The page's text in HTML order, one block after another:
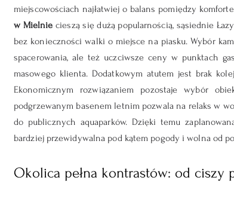
miejscowościach najłatwiej o balans pomiędzy
w Mielnie cieszą się dużą popularnością, sąsiednie
bez konieczności walki o miejsce na piasku. Wybór
spacerowania, ale też uczciwsze ceny w punktach
masowego klienta. Dodatkowym atutem jest brak
Ekonomicznym rozwiązaniem pozostaje wybór
podgrzewanym basenem letnim pozwala na relaks w
do publicznych aquaparków. Dzięki temu
bardziej przewidywalna pod kątem pogody i wolna od
Okolica pełna kontrastów: od ciszy